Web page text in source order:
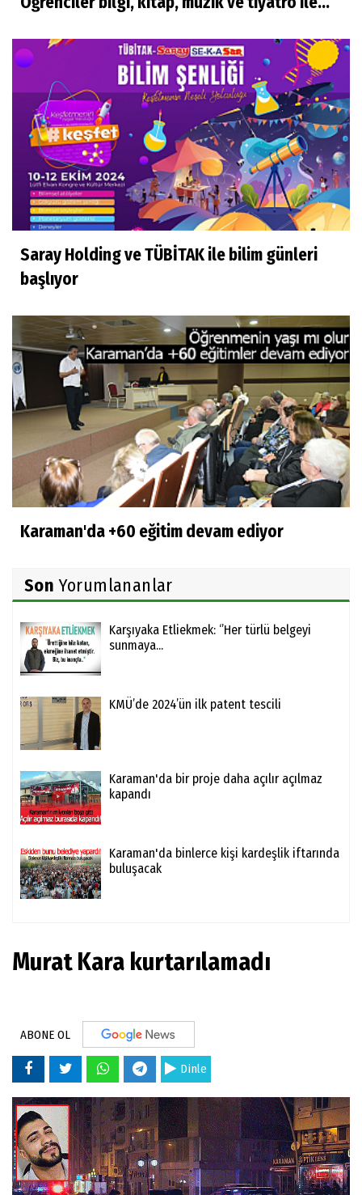
Saray Holding ve TÜBİTAK ile bilim günleri
başlıyor
Karaman'da +60 eğitim devam ediyor
Son Yorumlananlar
Karşıyaka Etliekmek: ‘’Her türlü belgeyi
sunmaya...
KMÜ’de 2024’ün ilk patent tescili
Karaman'da bir proje daha açılır açılmaz
kapandı
Karaman'da binlerce kişi kardeşlik iftarında
buluşacak
Murat Kara kurtarılamadı
ABONE OL
Dinle